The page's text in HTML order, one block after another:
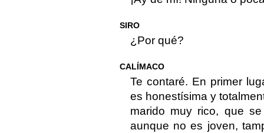
SIRO
¿Por qué?
CALÍMACO
Te contaré. En primer
es honestísima y
marido muy rico, que
aunque no es joven,